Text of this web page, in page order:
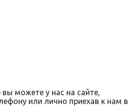
можете у нас на сайте,
или лично приехав к нам в